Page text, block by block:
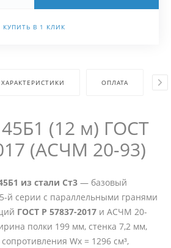
КУПИТЬ В 1 КЛИК
ХАРАКТЕРИСТИКИ ОПЛАТА
(12 м) ГОСТ
(АСЧМ 20-93)
из стали Ст3 — базовый
й серии с параллельными гранями
ГОСТ Р 57837-2017 и АСЧМ 20-
полки 199 мм, стенка 7,2 мм,
Wx = 1296 см³,